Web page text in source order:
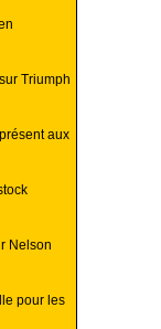
Triumph
aux
Nelson
pour les